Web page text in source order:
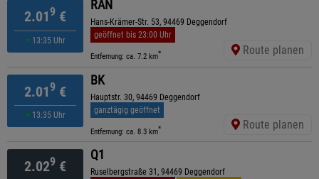
2.019 €
13:35 Uhr
RAN
Hans-Krämer-Str. 53, 94469 Deggendorf
geöffnet bis 23:00 Uhr
Entfernung: ca. 7.2 km* Route planen
2.019 €
13:35 Uhr
BK
Hauptstr. 30, 94469 Deggendorf
ganztägig geöffnet
Entfernung: ca. 8.3 km* Route planen
2.029 €
Q1
Ruselbergstraße 31, 94469 Deggendorf